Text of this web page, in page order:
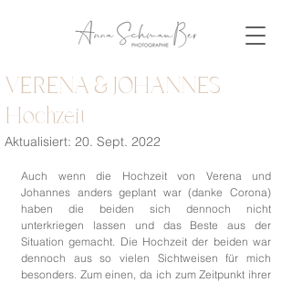
VERENA & JOHANNES |
Hochzeit
Aktualisiert: 20. Sept. 2022
Auch wenn die Hochzeit von Verena und
Johannes anders geplant war (danke Corona)
haben die beiden sich dennoch nicht
unterkriegen lassen und das Beste aus der
Situation gemacht. Die Hochzeit der beiden war
dennoch aus so vielen Sichtweisen für mich
besonders. Zum einen, da ich zum Zeitpunkt ihrer